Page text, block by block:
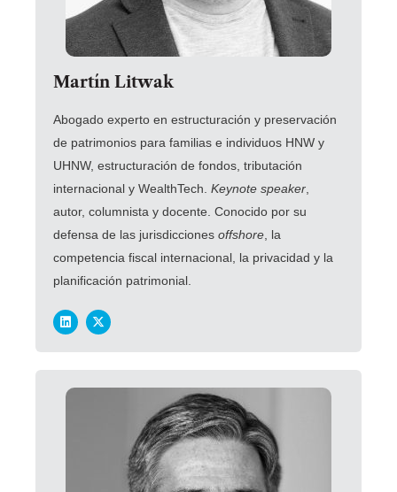
Martín Litwak
Abogado experto en estructuración y preservación
de patrimonios para familias e individuos HNW y
UHNW, estructuración de fondos, tributación
internacional y WealthTech. Keynote speaker
autor, columnista y docente. Conocido por su
defensa de las jurisdicciones offshore , la
competencia fiscal internacional, la privacidad y la
planificación patrimonial.